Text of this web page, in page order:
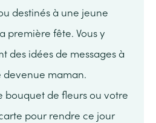
destinés à une jeune
première fête. Vous y
des idées de messages à
maman.
bouquet de fleurs ou votre
pour rendre ce jour